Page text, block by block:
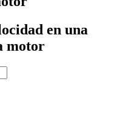
en una
motor